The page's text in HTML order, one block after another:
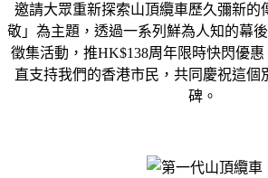
邀請大眾重新探索山頂纜車歷久彌新的
敬」為主題，透過一系列鮮為人知的幕
徵集活動，推HK$138周年限時快閃優
直支持我們的香港市民，共同慶祝這個
碑。